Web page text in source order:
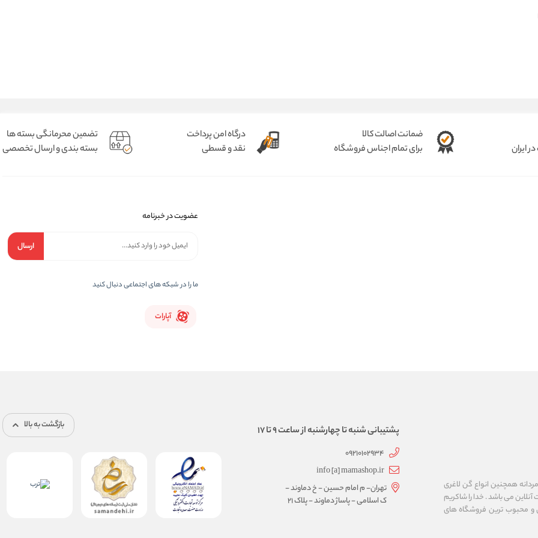
ایران
ضمانت اصالت کالا
برای تمام اجناس فروشگاه
درگاه امن پرداخت
نقد و قسطی
تضمین محرمانگی بسته ها
بسته بندی و ارسال تخصصی
عضویت در خبرنامه
ارسال
ما را در شبکه های اجتماعی دنبال کنید
آپارات
فروش لباس زیر زنانه و مردانه همچنین انواع گن لاغری
می باشد . خدا را شاکریم
و محبوب ترین فروشگاه های
پشتیبانی شنبه تا چهارشنبه از ساعت 9 تا 17
09210102934
info [a] mamashop.ir
تهران- م امام حسین - خ دماوند -
ک اسلامی - پاساژ دماوند - پلاک 21
بازگشت به بالا